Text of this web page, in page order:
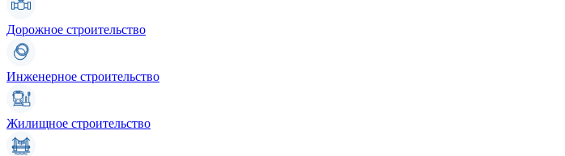
Дорожное строительство
Инженерное строительство
Жилищное строительство